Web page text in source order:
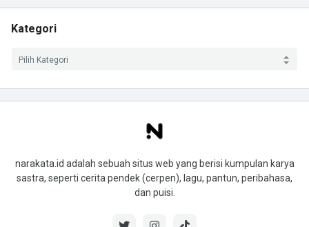
Kategori
narakata.id adalah sebuah situs web yang berisi kumpulan karya
sastra, seperti cerita pendek (cerpen), lagu, pantun, peribahasa,
dan puisi.